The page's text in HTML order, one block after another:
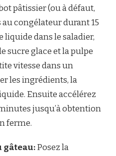
pâtissier (ou à défaut,
congélateur durant 15
liquide dans le saladier,
sucre glace et la pulpe
vitesse dans un
les ingrédients, la
Ensuite accélérez
jusqu’à obtention
ferme.
gâteau:Posez la